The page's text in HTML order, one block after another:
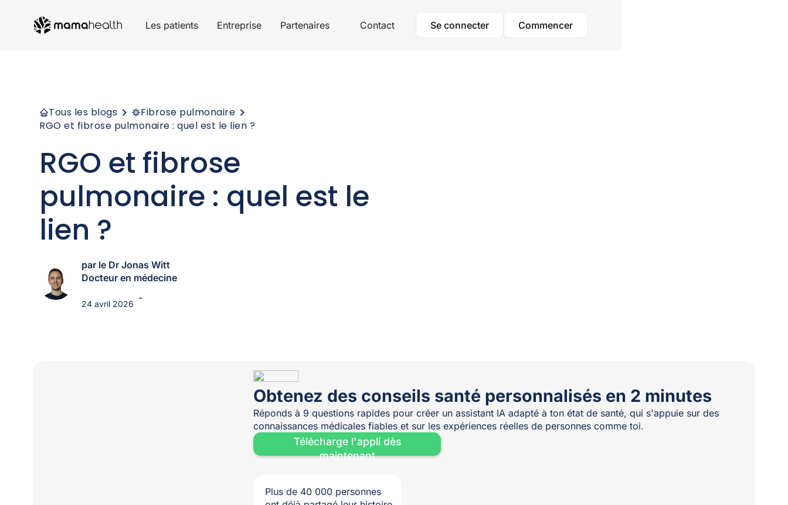
Les patients Entreprise Partenaires Contact Se connecter Commencer
Tous les blogs
Fibrose pulmonaire
RGO et fibrose pulmonaire : quel est le lien ?
RGO et fibrose
pulmonaire : quel est le
lien ?
par le Dr Jonas Witt
Docteur en médecine
24 avril 2026 -
Obtenez des conseils santé personnalisés en 2 minutes
Réponds à 9 questions rapides pour créer un assistant IA adapté à ton état de santé, qui s'appuie sur des
connaissances médicales fiables et sur les expériences réelles de personnes comme toi.
Télécharge l'appli dès
maintenant
Plus de 40 000 personnes